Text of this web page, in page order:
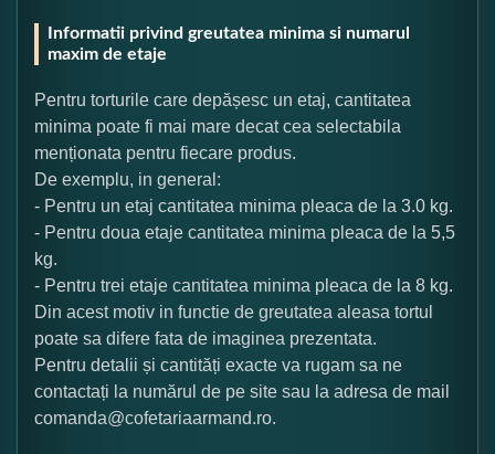
Informatii privind greutatea minima si numarul
maxim de etaje
Pentru torturile care depășesc un etaj, cantitatea
minima poate fi mai mare decat cea selectabila
menționata pentru fiecare produs.
De exemplu, in general:
- Pentru un etaj cantitatea minima pleaca de la 3.0 kg.
- Pentru doua etaje cantitatea minima pleaca de la 5,5
kg.
- Pentru trei etaje cantitatea minima pleaca de la 8 kg.
Din acest motiv in functie de greutatea aleasa tortul
poate sa difere fata de imaginea prezentata.
Pentru detalii și cantități exacte va rugam sa ne
contactați la numărul de pe site sau la adresa de mail
comanda@cofetariaarmand.ro.